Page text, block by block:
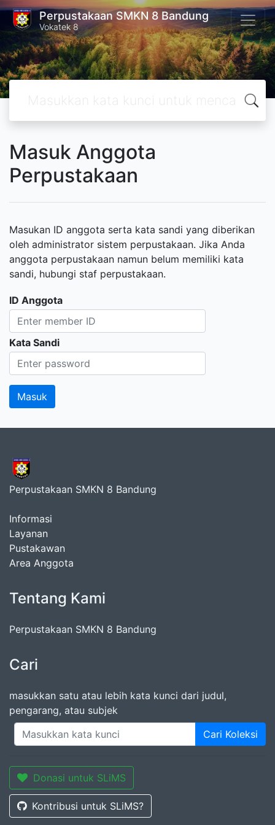
Perpustakaan SMKN 8 Bandung
Vokatek 8
Masuk Anggota
Perpustakaan
Masukan ID anggota serta kata sandi yang diberikan
oleh administrator sistem perpustakaan. Jika Anda
anggota perpustakaan namun belum memiliki kata
sandi, hubungi staf perpustakaan.
ID Anggota
Kata Sandi
Perpustakaan SMKN 8 Bandung
Informasi
Layanan
Pustakawan
Area Anggota
Tentang Kami
Perpustakaan SMKN 8 Bandung
Cari
masukkan satu atau lebih kata kunci dari judul,
pengarang, atau subjek
Cari Koleksi
Donasi untuk SLiMS
Kontribusi untuk SLiMS?